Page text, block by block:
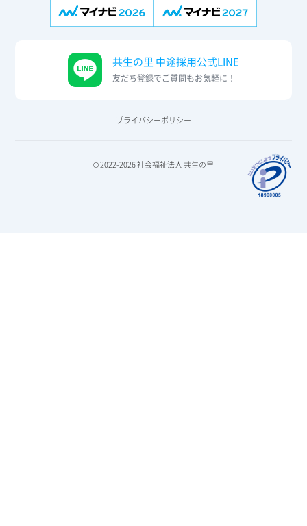
共生の里 中途採用公式LINE
友だち登録でご質問もお気軽に！
プライバシーポリシー
© 2022-2026 社会福祉法人 共生の里